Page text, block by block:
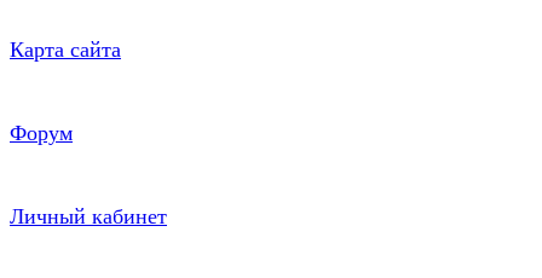
Карта сайта
Форум
Личный кабинет